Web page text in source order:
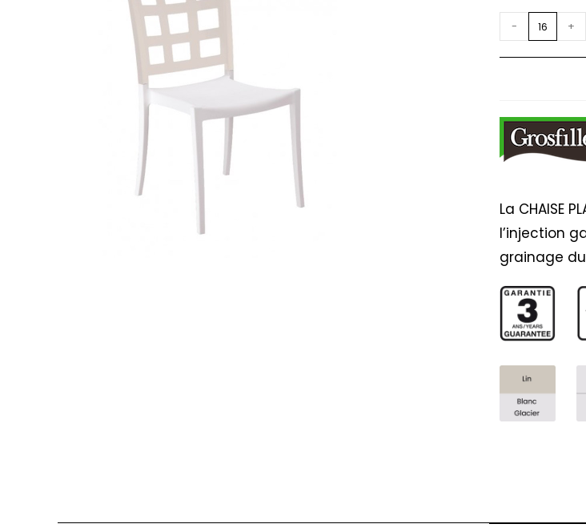
quantité
de
CHAISE
Glacier/Lin
- +
La CHAISE
l’injection
grainage